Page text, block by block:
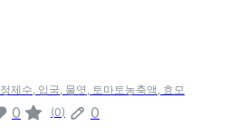
제수, 입국, 물엿, 토마토농축액, 효모
0 (0) 0